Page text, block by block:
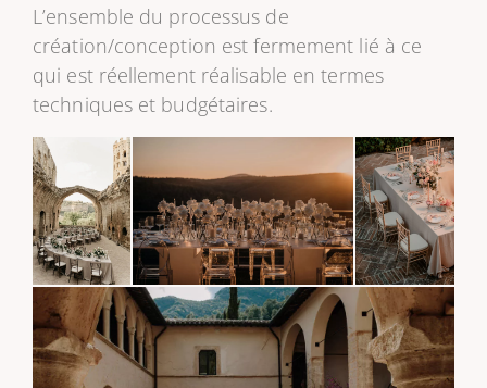
L’ensemble du processus de
création/conception est fermement lié à ce
qui est réellement réalisable en termes
techniques et budgétaires.